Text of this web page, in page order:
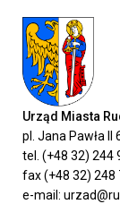
Urząd Miasta
pl. Jana Pawła II
tel. (+48 32) 244
fax (+48 32) 248
e-mail: